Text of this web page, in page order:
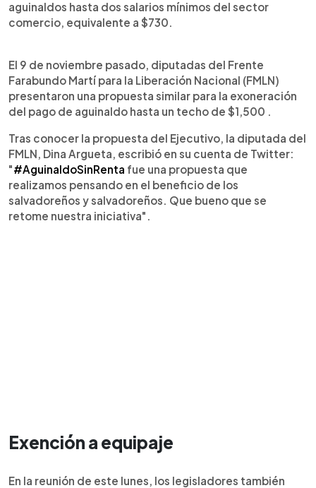
aguinaldos hasta dos salarios mínimos del sector
comercio, equivalente a $730.
El 9 de noviembre pasado, diputadas del Frente
Farabundo Martí para la Liberación Nacional (FMLN)
presentaron una propuesta similar para la exoneración
del pago de aguinaldo hasta un techo de $1,500 .
Tras conocer la propuesta del Ejecutivo, la diputada del
FMLN, Dina Argueta, escribió en su cuenta de Twitter:
"#AguinaldoSinRenta fue una propuesta que
realizamos pensando en el beneficio de los
salvadoreños y salvadoreños. Que bueno que se
retome nuestra iniciativa".
Exención a equipaje
En la reunión de este lunes, los legisladores también